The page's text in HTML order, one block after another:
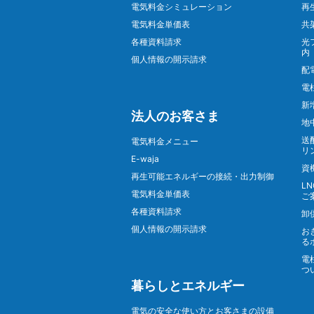
電気料金シミュレーション
電気料金単価表
各種資料請求
個人情報の開示請求
法人のお客さま
電気料金メニュー
E-waja
再生可能エネルギーの接続・出力制御
電気料金単価表
各種資料請求
個人情報の開示請求
暮らしとエネルギー
電気の安全な使い方とお客さまの設備
再
共
光
内
配
電
新
地
送
リ
資
ご
卸
お
る
電
つ